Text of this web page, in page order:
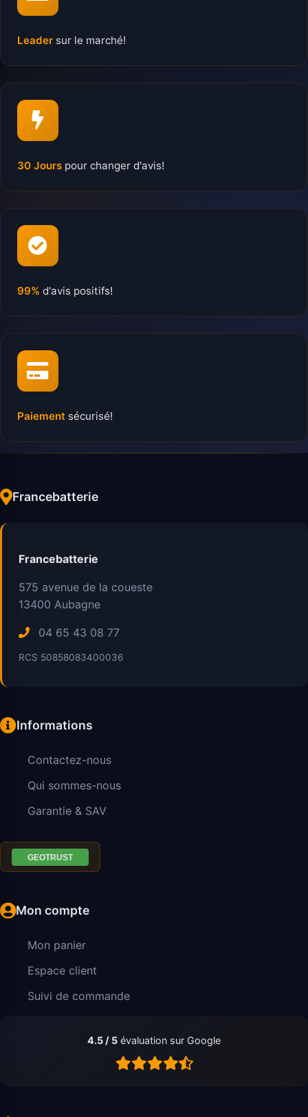
Leader sur le marché!
30 Jours pour changer d'avis!
99% d'avis positifs!
Paiement sécurisé!
Francebatterie
Francebatterie
575 avenue de la coueste
13400 Aubagne
04 65 43 08 77
RCS 50858083400036
Informations
Contactez-nous
Qui sommes-nous
Garantie & SAV
Mon compte
Mon panier
Espace client
Suivi de commande
4.5 / 5 évaluation sur Google